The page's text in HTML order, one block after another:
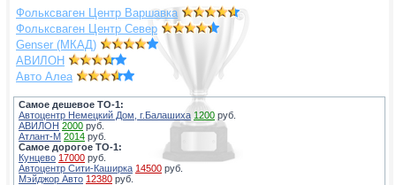
Фольксваген Центр Варшавка
Фольксваген Центр Север
Genser (МКАД)
АВИЛОН
Авто Алеа
Самое дешевое ТО-1:
Автоцентр Немецкий Дом, г.Балашиха 1200 руб.
АВИЛОН 2000 руб.
Атлант-М 2014 руб.
Самое дорогое ТО-1:
Кунцево 17000 руб.
Автоцентр Сити-Каширка 14500 руб.
Мэйджор Авто 12380 руб.